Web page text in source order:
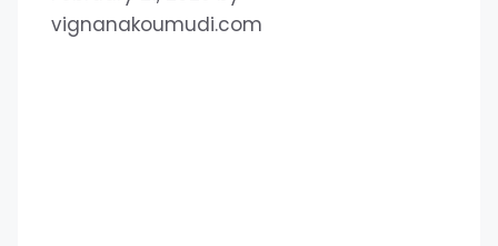
vignanakoumudi.com